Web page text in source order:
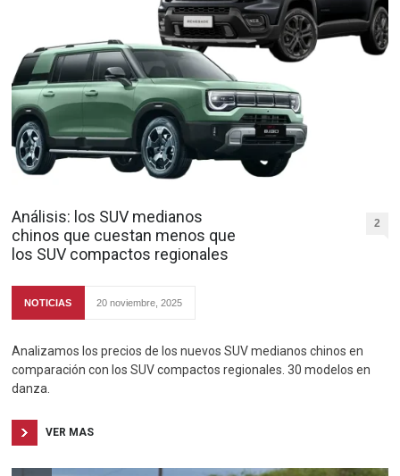
Análisis: los SUV medianos
chinos que cuestan menos que
los SUV compactos regionales
2
NOTICIAS 20 noviembre, 2025
Analizamos los precios de los nuevos SUV medianos chinos en
comparación con los SUV compactos regionales. 30 modelos en
danza.
VER MAS